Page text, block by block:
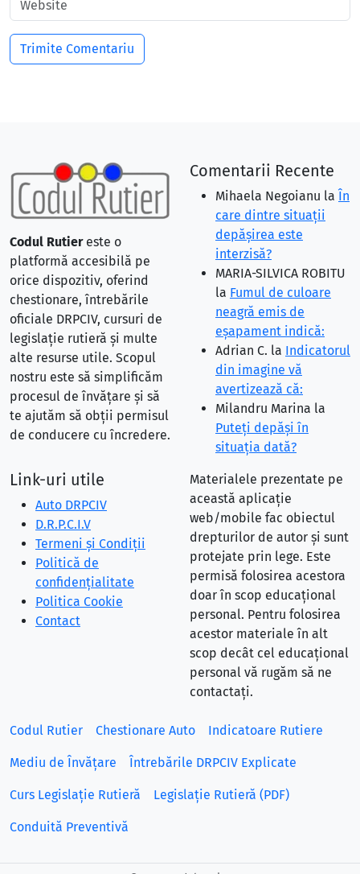
Codul Rutiereste o
platformă accesibilă pe
orice dispozitiv, oferind
chestionare, întrebările
oficiale DRPCIV, cursuri de
legislație rutieră și multe
alte resurse utile. Scopul
nostru este să simplificăm
procesul de învățare și să
te ajutăm să obții permisul
de conducere cu încredere.
Comentarii Recente
Mihaela Negoianu la În
care dintre situaţii
depăşirea este
interzisă?
MARIA-SILVICA ROBITU
la Fumul de culoare
neagră emis de
eşapament indică:
Adrian C. la Indicatorul
din imagine vă
avertizează că:
Milandru Marina la
Puteţi depăşi în
situaţia dată?
Link-uri utile
Auto DRPCIV
D.R.P.C.I.V
Termeni și Condiții
Politică de
confidențialitate
Politica Cookie
Contact
Materialele prezentate pe
această aplicație
web/mobile fac obiectul
drepturilor de autor și sunt
protejate prin lege. Este
permisă folosirea acestora
doar în scop educațional
personal. Pentru folosirea
acestor materiale în alt
scop decât cel educațional
personal vă rugăm să ne
contactați.
Codul Rutier Chestionare Auto Indicatoare Rutiere
Mediu de Învățare Întrebările DRPCIV Explicate
Curs Legislație Rutieră Legislație Rutieră (PDF)
Conduită Preventivă